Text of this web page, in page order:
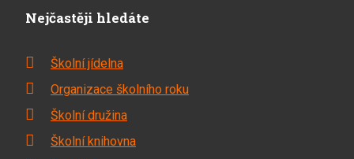
Nejčastěji hledáte
Školní jídelna
Organizace školního roku
Školní družina
Školní knihovna